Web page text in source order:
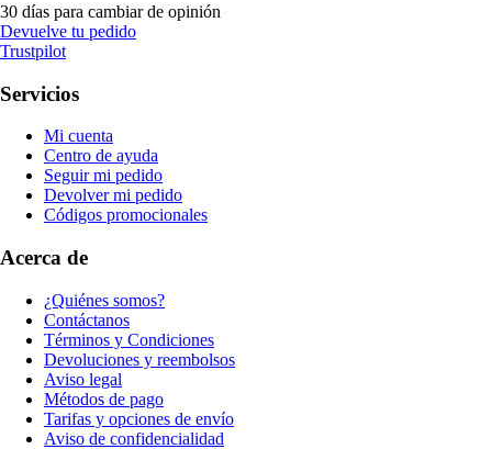
30 días para cambiar de opinión
Devuelve tu pedido
Trustpilot
Servicios
Mi cuenta
Centro de ayuda
Seguir mi pedido
Devolver mi pedido
Códigos promocionales
Acerca de
¿Quiénes somos?
Contáctanos
Términos y Condiciones
Devoluciones y reembolsos
Aviso legal
Métodos de pago
Tarifas y opciones de envío
Aviso de confidencialidad